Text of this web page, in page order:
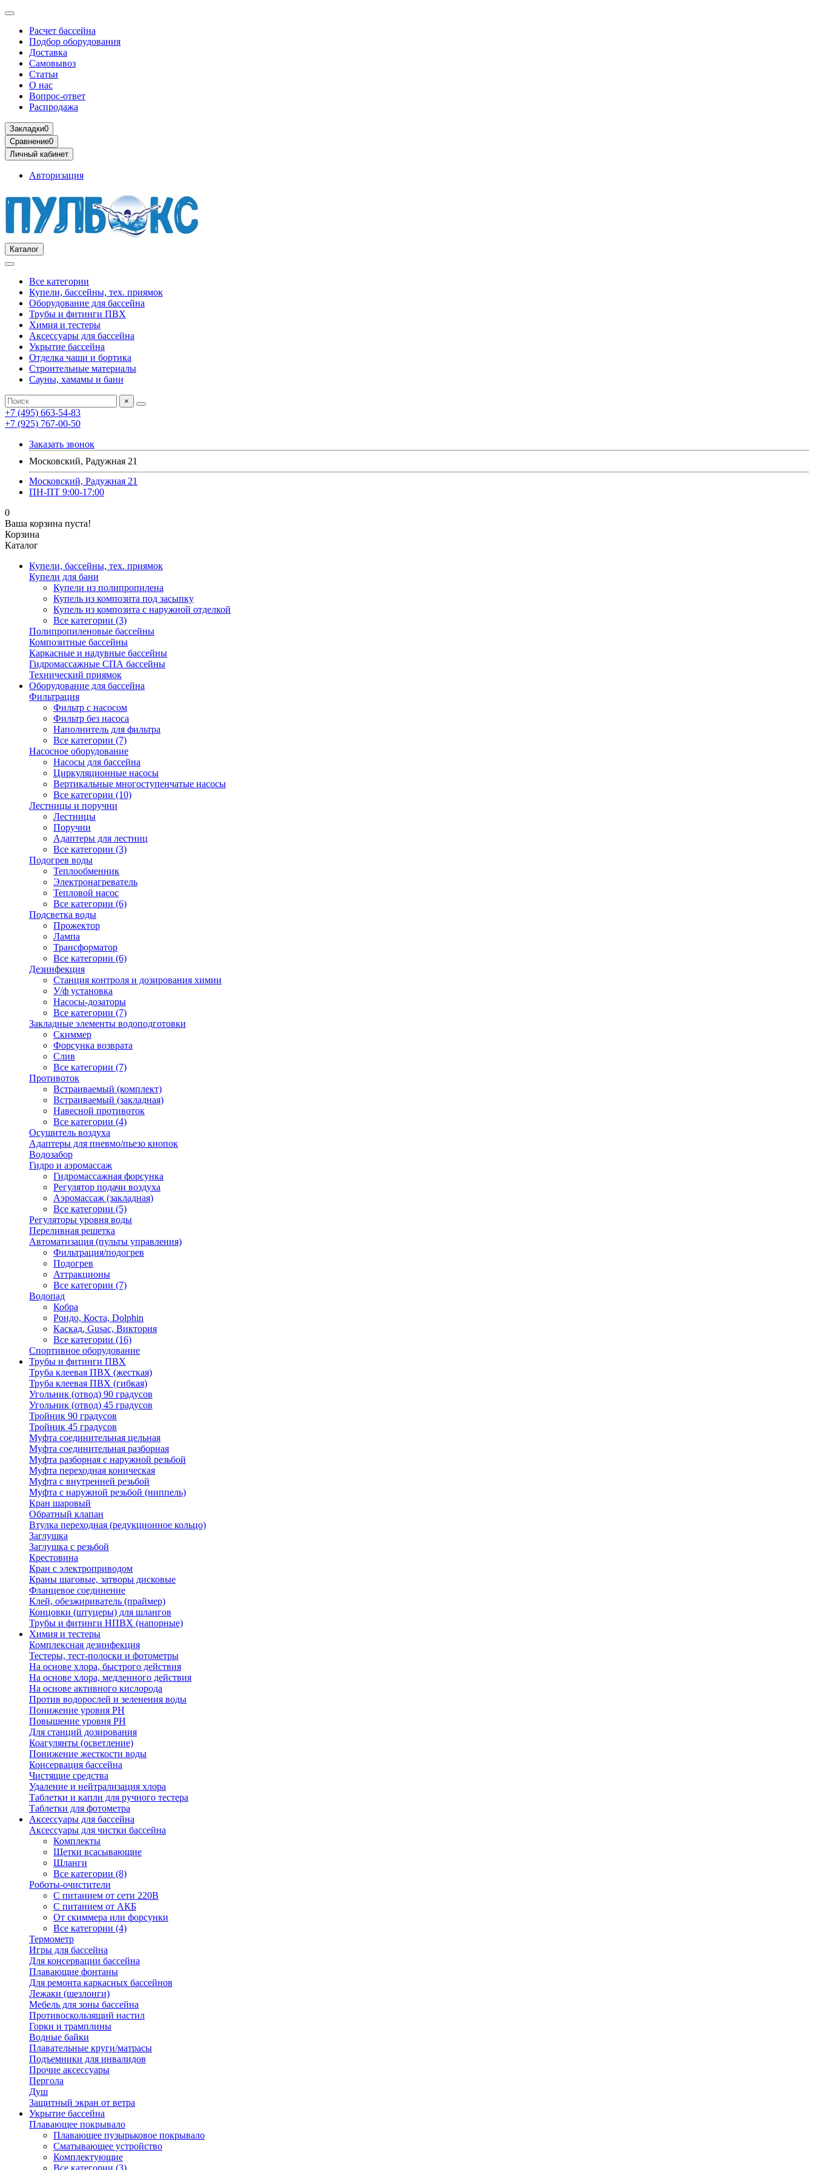
Расчет бассейна
Подбор оборудования
Доставка
Самовывоз
Статьи
О нас
Вопрос-ответ
Распродажа
Закладки0
Сравнение0
Личный кабинет
Авторизация
Каталог
Все категории
Купели, бассейны, тех. приямок
Оборудование для бассейна
Трубы и фитинги ПВХ
Химия и тестеры
Аксессуары для бассейна
Укрытие бассейна
Отделка чаши и бортика
Строительные материалы
Сауны, хамамы и бани
×
+7 (495) 663-54-83
+7 (925) 767-00-50
Заказать звонок
Московский, Радужная 21
Московский, Радужная 21
ПН-ПТ 9:00-17:00
0
Ваша корзина пуста!
Корзина
Каталог
Купели, бассейны, тех. приямок
Купели для бани
Купели из полипропилена
Купель из композита под засыпку
Купель из композита с наружной отделкой
Все категории (3)
Полипропиленовые бассейны
Композитные бассейны
Каркасные и надувные бассейны
Гидромассажные СПА бассейны
Технический приямок
Оборудование для бассейна
Фильтрация
Фильтр с насосом
Фильтр без насоса
Наполнитель для фильтра
Все категории (7)
Насосное оборудование
Насосы для бассейна
Циркуляционные насосы
Вертикальные многоступенчатые насосы
Все категории (10)
Лестницы и поручни
Лестницы
Поручни
Адаптеры для лестниц
Все категории (3)
Подогрев воды
Теплообменник
Электронагреватель
Тепловой насос
Все категории (6)
Подсветка воды
Прожектор
Лампа
Трансформатор
Все категории (6)
Дезинфекция
Станция контроля и дозирования химии
У/ф установка
Насосы-дозаторы
Все категории (7)
Закладные элементы водоподготовки
Скиммер
Форсунка возврата
Слив
Все категории (7)
Противоток
Встраиваемый (комплект)
Встраиваемый (закладная)
Навесной противоток
Все категории (4)
Осушитель воздуха
Адаптеры для пневмо/пьезо кнопок
Водозабор
Гидро и аэромассаж
Гидромассажная форсунка
Регулятор подачи воздуха
Аэромассаж (закладная)
Все категории (5)
Регуляторы уровня воды
Переливная решетка
Автоматизация (пульты управления)
Фильтрация/подогрев
Подогрев
Аттракционы
Все категории (7)
Водопад
Кобра
Рондо, Коста, Dolphin
Каскад, Gusac, Виктория
Все категории (16)
Спортивное оборудование
Трубы и фитинги ПВХ
Труба клеевая ПВХ (жесткая)
Труба клеевая ПВХ (гибкая)
Угольник (отвод) 90 градусов
Угольник (отвод) 45 градусов
Тройник 90 градусов
Тройник 45 градусов
Муфта соединительная цельная
Муфта соединительная разборная
Муфта разборная с наружной резьбой
Муфта переходная коническая
Муфта с внутренней резьбой
Муфта с наружной резьбой (ниппель)
Кран шаровый
Обратный клапан
Втулка переходная (редукционное кольцо)
Заглушка
Заглушка с резьбой
Крестовина
Кран с электроприводом
Краны шаговые, затворы дисковые
Фланцевое соединение
Клей, обезжириватель (праймер)
Концовки (штуцеры) для шлангов
Трубы и фитинги НПВХ (напорные)
Химия и тестеры
Комплексная дезинфекция
Тестеры, тест-полоски и фотометры
На основе хлора, быстрого действия
На основе хлора, медленного действия
На основе активного кислорода
Против водорослей и зеленения воды
Понижение уровня РН
Повышение уровня РН
Для станций дозирования
Коагулянты (осветление)
Понижение жесткости воды
Консервация бассейна
Чистящие средства
Удаление и нейтрализация хлора
Таблетки и капли для ручного тестера
Таблетки для фотометра
Аксессуары для бассейна
Аксессуары для чистки бассейна
Комплекты
Щетки всасывающие
Шланги
Все категории (8)
Роботы-очистители
С питанием от сети 220В
С питанием от АКБ
От скиммера или форсунки
Все категории (4)
Термометр
Игры для бассейна
Для консервации бассейна
Плавающие фонтаны
Для ремонта каркасных бассейнов
Лежаки (шезлонги)
Мебель для зоны бассейна
Противоскользящий настил
Горки и трамплины
Водные байки
Плавательные круги/матрасы
Подъемники для инвалидов
Прочие аксессуары
Пергола
Душ
Защитный экран от ветра
Укрытие бассейна
Плавающее покрывало
Плавающее пузырьковое покрывало
Сматывающее устройство
Комплектующие
Все категории (3)